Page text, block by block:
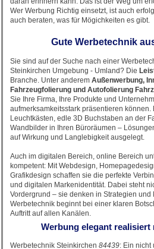
Wer Werbung Richtig einsetzt, ist auch
auch beraten, was für Mögichkeiten es gibt.
Gute Werbetechnik
Sie sind auf der Suche nach einer
Steinkirchen Umgebung - Umland? Die
Branche. Unter anderem Außenwerbung,
Fahrzeugfolierung und Autofolierung
Sie Ihre Firma, Ihre Produkte und
aufmerksamkeitsstark präsentieren können.
Leuchtkästen, edle 3D Buchstaben an der
Wandbilder in Ihren Büroräumen –
auf Wirkung und Langlebigkeit ausgelegt.
Auch im digitalen Bereich, online Bereich
kompetent: Mit Webdesign,
Grafikdesign schaffen sie die perfekte
und digitalen Markenidentität. Dabei steht
Vordergrund – sie denken in Strategien und
Werbetechnik beginnt bei einer klaren
Auftritt auf allen Kanälen.
Werbung elegant realisiert
Werbetechnik Steinkirchen 84439: Ein nicht